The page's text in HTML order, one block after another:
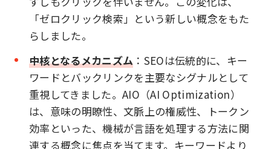
「ゼロクリック検索」という新しい概念をもた
らしました。
中核となるメカニズム ：SEOは伝統的に、キー
ワードとバックリンクを主要なシグナルとして
重視してきました。AIO（AI Optimization）
は、意味の明瞭性、文脈上の権威性、トークン
効率といった、機械が言語を処理する方法に関
連する概念に焦点を当てます。キーワードより